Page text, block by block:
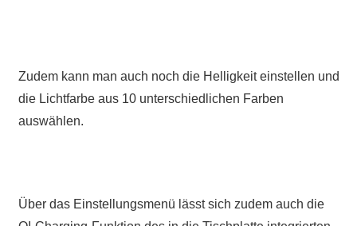
Zudem kann man auch noch die Helligkeit einstellen und
die Lichtfarbe aus 10 unterschiedlichen Farben
auswählen.
Über das Einstellungsmenü lässt sich zudem auch die